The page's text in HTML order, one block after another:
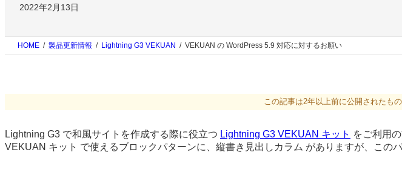
2022年2月13日
HOME 製品更新情報 Lightning G3 VEKUAN VEKUAN の WordPress 5.9 対応に対するお願い
この記事は2年以上前に公開されたも
Lightning G3 で和風サイトを作成する際に役立つ Lightning G3 VEKUAN キット をご利用
VEKUAN キット で使えるブロックパターンに、縦書き見出しカラム がありますが、この